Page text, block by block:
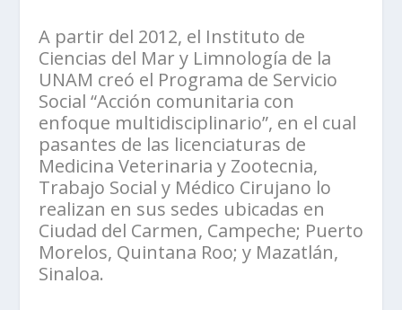
A partir del 2012, el Instituto de
Ciencias del Mar y Limnología de la
UNAM creó el Programa de Servicio
Social “Acción comunitaria con
enfoque multidisciplinario”, en el cual
pasantes de las licenciaturas de
Medicina Veterinaria y Zootecnia,
Trabajo Social y Médico Cirujano lo
realizan en sus sedes ubicadas en
Ciudad del Carmen, Campeche; Puerto
Morelos, Quintana Roo; y Mazatlán,
Sinaloa.